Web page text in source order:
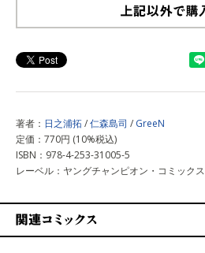
著者： 日之浦拓/仁森島司 / GreeN
定価：770円 (10%税込)
ISBN：978-4-253-31005-5
レーベル：ヤングチャンピオン・コミックス